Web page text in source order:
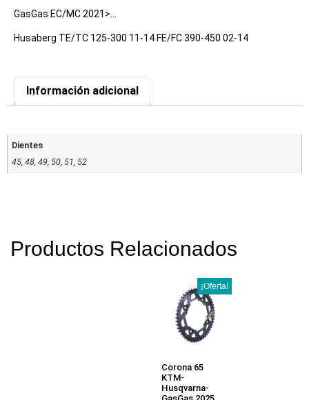
GasGas EC/MC 2021>…
Husaberg TE/TC 125-300 11-14 FE/FC 390-450 02-14
Información adicional
Dientes
45, 48, 49, 50, 51, 52
Productos Relacionados
¡Oferta!
Corona 65
KTM-
Husqvarna-